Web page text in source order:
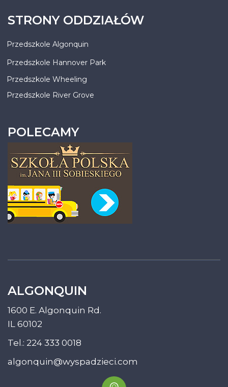
STRONY ODDZIAŁÓW
Przedszkole Algonquin
Przedszkole Hannover Park
Przedszkole Wheeling
Przedszkole River Grove
POLECAMY
ALGONQUIN
1600 E. Algonquin Rd.
IL 60102
Tel.: 224 333 0018
algonquin@wyspadzieci.com